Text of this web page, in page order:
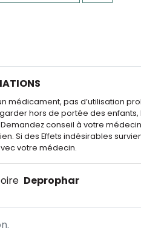
médicament, pas d’utilisation
hors de portée des
conseil à votre
Si des Effets indésirables
votre médecin.
Deprophar